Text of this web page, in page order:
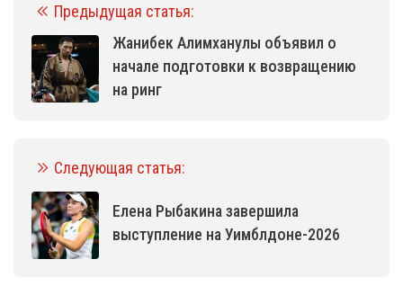
Предыдущая статья:
Жанибек Алимханулы объявил о
начале подготовки к возвращению
на ринг
Следующая статья:
Елена Рыбакина завершила
выступление на Уимблдоне-2026